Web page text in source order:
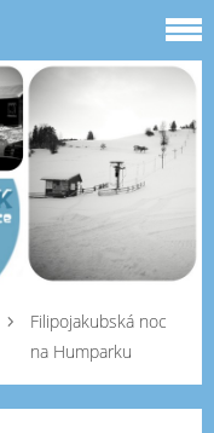
Filipojakubská noc
na Humparku